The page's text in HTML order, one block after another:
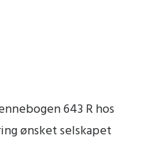
643 R hos
ønsket selskapet